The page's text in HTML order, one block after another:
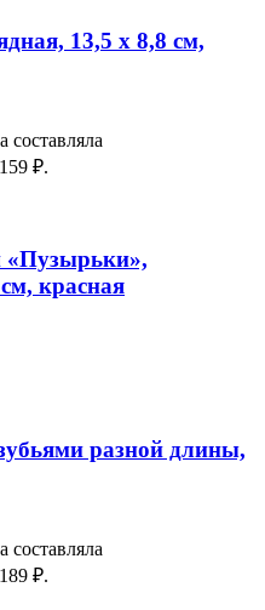
13,5 х 8,8 см,
составляла
₽.
«Пузырьки»,
красная
разной длины,
составляла
₽.